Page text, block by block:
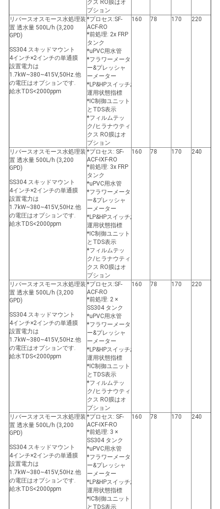
クス RO膜はオ
プション
リバースオスモース水処理装
置 透水量 500L/h (3,200
GPD)
SS304 スキッドマウント
4インチ×2インチの単通膜
設置電力は
1.7kW~380~415V,50Hz.他
の電圧はオプションです.
給水TDS<2000ppm
*プロセス:SF-
ACF-RO
*前処理: 2x FRP
タンク
*uPVC用水管
*フラワーメータ
ー&プレッシャ
ーメーター
*LP&HPスイッチ;
運用状態指標
*IC制御ユニット
とTDS表示
*フィルムテッ
ク/ヒラナウティ
クス RO膜はオ
プション
160 78 170 220
リバースオスモース水処理装
置 透水量 500L/h (3,200
GPD)
SS304 スキッドマウント
4インチ×2インチの単通膜
設置電力は
1.7kW~380~415V,50Hz.他
の電圧はオプションです.
給水TDS<2000ppm
*プロセス: SF-
ACF-IXF-RO
*前処理: 3x FRP
タンク
*uPVC用水管
*フラワーメータ
ー&プレッシャ
ーメーター
*LP&HPスイッチ;
運用状態指標
*IC制御ユニット
とTDS表示
*フィルムテッ
ク/ヒラナウティ
クス RO膜はオ
プション
160 78 170 240
リバースオスモース水処理装
置 透水量 500L/h (3,200
GPD)
SS304 スキッドマウント
4インチ×2インチの単通膜
設置電力は
1.7kW~380~415V,50Hz.他
の電圧はオプションです.
給水TDS<2000ppm
*プロセス:SF-
ACF-RO
*前処理: 2 ×
SS304 タンク
*uPVC用水管
*フラワーメータ
ー&プレッシャ
ーメーター
*LP&HPスイッチ;
運用状態指標
*IC制御ユニット
とTDS表示
*フィルムテッ
ク/ヒラナウティ
クス RO膜はオ
プション
160 78 170 220
リバースオスモース水処理装
置 透水量 500L/h (3,200
GPD)
SS304 スキッドマウント
4インチ×2インチの単通膜
設置電力は
1.7kW~380~415V,50Hz.他
の電圧はオプションです.
給水TDS<2000ppm
*プロセス: SF-
ACF-IXF-RO
*前処理: 3 ×
SS304 タンク
*uPVC用水管
*フラワーメータ
ー&プレッシャ
ーメーター
*LP&HPスイッチ;
運用状態指標
*IC制御ユニット
とTDS表示
160 78 170 240